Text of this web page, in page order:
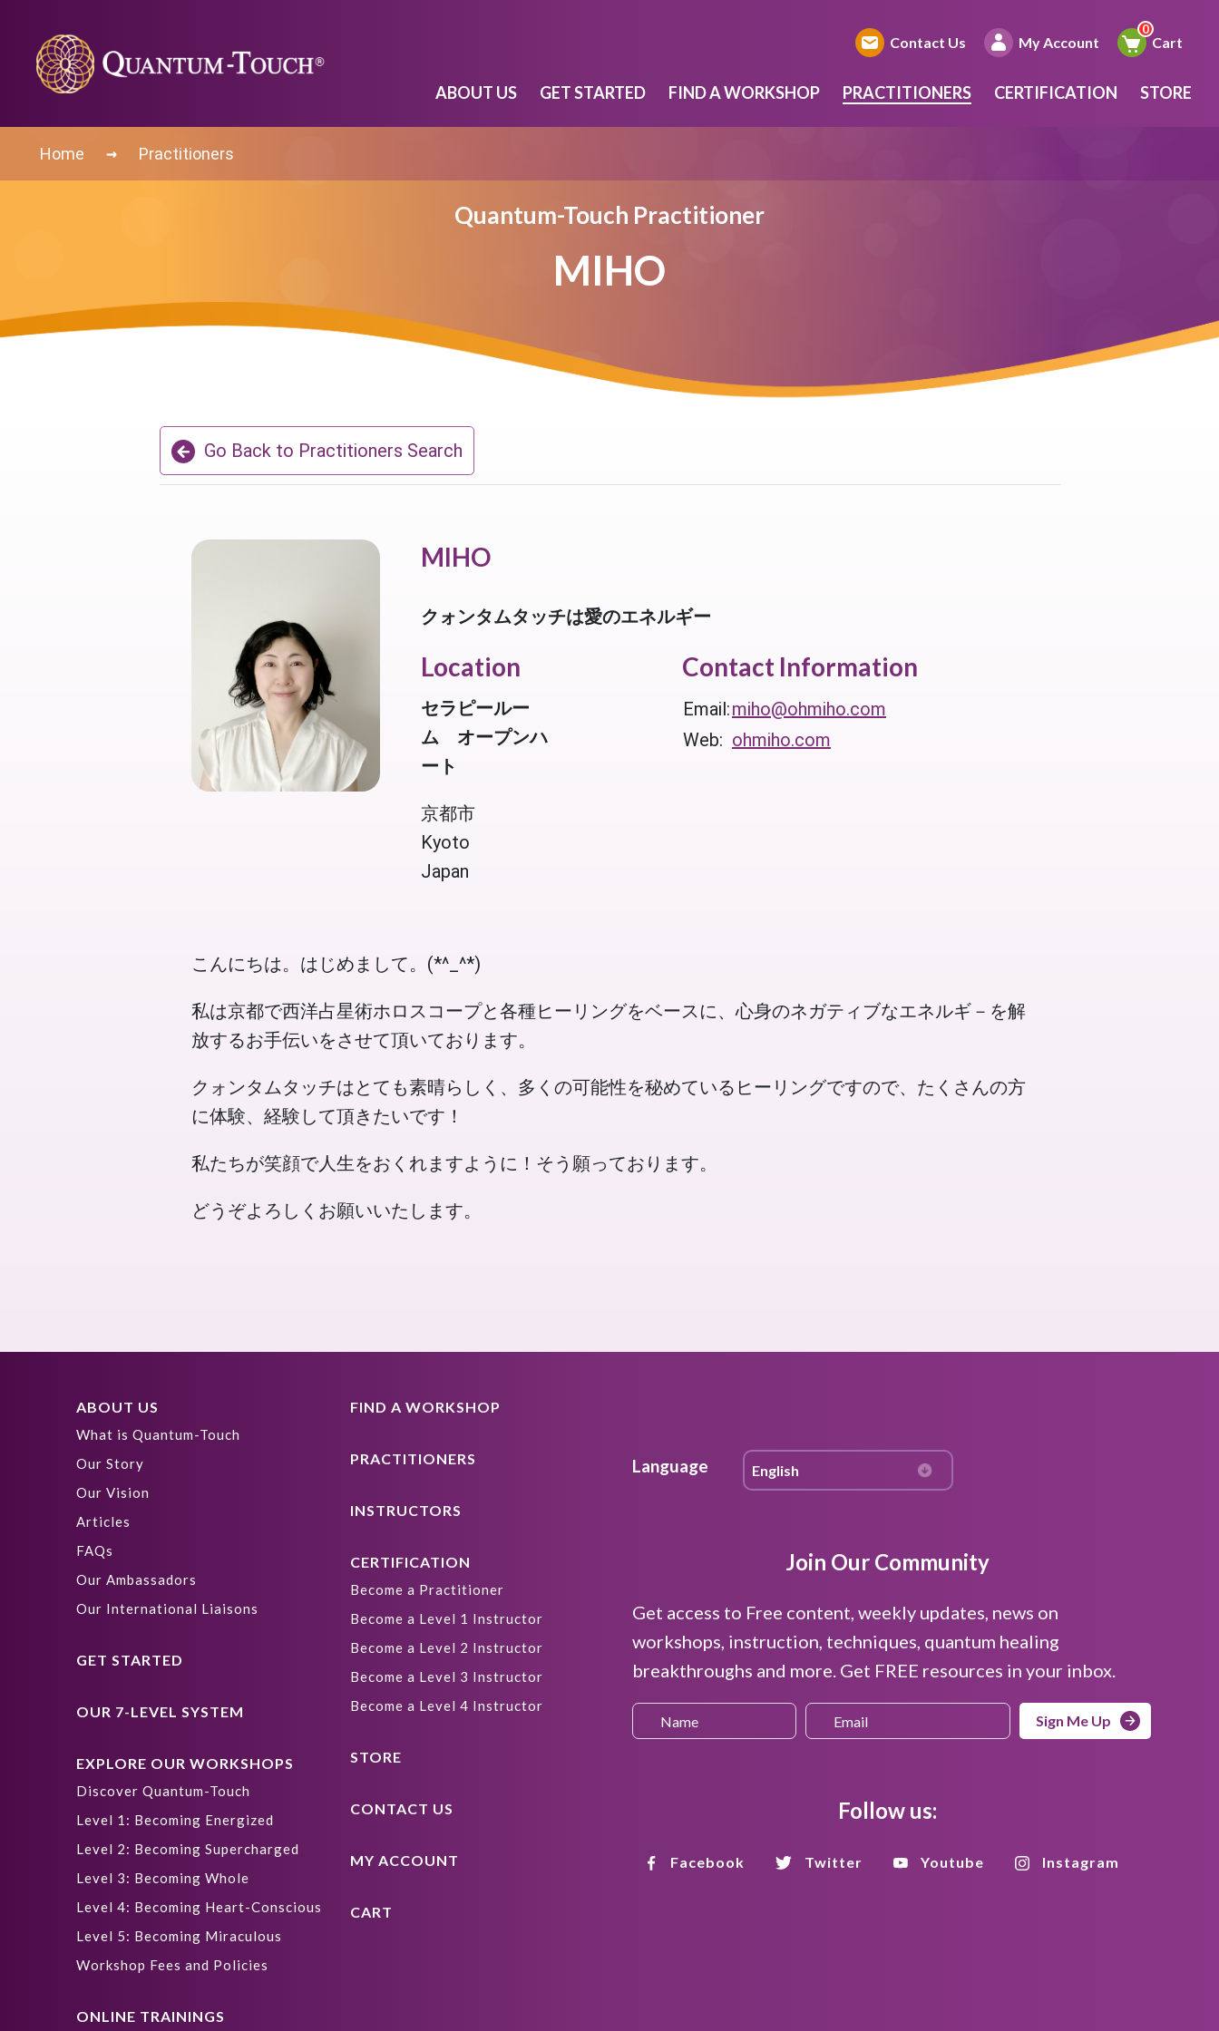
Contact Us My Account Cart
ABOUT US GET STARTED FIND A WORKSHOP PRACTITIONERS CERTIFICATION STORE
Home → Practitioners
Quantum-Touch Practitioner
MIHO
Go Back to Practitioners Search
MIHO
クォンタムタッチは愛のエネルギー
Location
セラピールー
ム オープンハ
ート
京都市
Kyoto
Japan
Contact Information
Email:miho@ohmiho.com
Web: ohmiho.com
こんにちは。はじめまして。(*^_^*)
私は京都で西洋占星術ホロスコープと各種ヒーリングをベースに、心身のネガティブなエネルギ－を解
放するお手伝いをさせて頂いております。
クォンタムタッチはとても素晴らしく、多くの可能性を秘めているヒーリングですので、たくさんの方
に体験、経験して頂きたいです！
私たちが笑顔で人生をおくれますように！そう願っております。
どうぞよろしくお願いいたします。
ABOUT US
What is Quantum-Touch
Our Story
Our Vision
Articles
FAQs
Our Ambassadors
Our International Liaisons
GET STARTED
OUR 7-LEVEL SYSTEM
EXPLORE OUR WORKSHOPS
Discover Quantum-Touch
Level 1: Becoming Energized
Level 2: Becoming Supercharged
Level 3: Becoming Whole
Level 4: Becoming Heart-Conscious
Level 5: Becoming Miraculous
Workshop Fees and Policies
ONLINE TRAININGS
FIND A WORKSHOP
PRACTITIONERS
INSTRUCTORS
CERTIFICATION
Become a Practitioner
Become a Level 1 Instructor
Become a Level 2 Instructor
Become a Level 3 Instructor
Become a Level 4 Instructor
STORE
CONTACT US
MY ACCOUNT
CART
Language
Join Our Community
Get access to Free content, weekly updates, news on
workshops, instruction, techniques, quantum healing
breakthroughs and more. Get FREE resources in your inbox.
Sign Me Up
Follow us:
Facebook Twitter Youtube Instagram